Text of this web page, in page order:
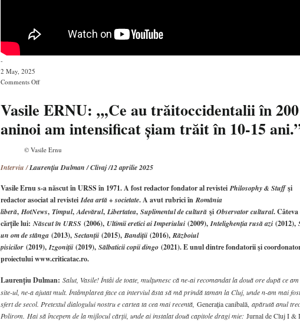
-
2 May, 2025
Comments Offon
’90
–
Transilvania
–
Vasile
Hotea-
Fernezan
Vasile ERNU: „,Ce au trăitoccidentalii în
aninoi am intensificat șiam trăit în 10-15
© Vasile Ernu
Interviu /Laurențiu Dulman / Clivaj /12 aprilie 2025
Vasile Ernu s-a născut în URSS în 1971. A fost redactor fondator al revisteiPhilosophy & Stuffşi
redactor asociat al revisteiIdea artă + societate. A avut rubrici înRomânia
liberă, HotNews, Timpul,Adevărul, Libertatea, Suplimentul de cultură şi Observator cultural.
cărțile lui:Născut în URSS (2006), Ultimii eretici ai Imperiului (2009),Intelighenţia rusă azi (2012),
un om de stânga (2013), Sectanţii (2015), Bandiţii (2016),Războiul
pisicilor (2019),Izgoniţii (2019), Sălbaticii copii dingo (2021). E unul dintre fondatorii şi
proiectului www.criticatac.ro.
Laurențiu Dulman: Salut, Vasile! Întâi de toate, mulțumesc că ne-ai recomandat la două ore după ce
site-ul, ne-a ajutat mult. Întâmplarea face ca interviul ăsta să mă prindă taman la Cluj, unde n-am mai
sfert de secol. Pretextul dialogului nostru e cartea ta cea mai recentă, Generația canibală, apărută anul
Polirom. Hai să începem de la mijlocul cărții, unde ai instalat două capitole dragi mie: Jurnal de Cluj I &